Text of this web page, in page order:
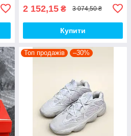
2 152,15 ₴ 3 074,50 ₴
Купити
Топ продажів –30%